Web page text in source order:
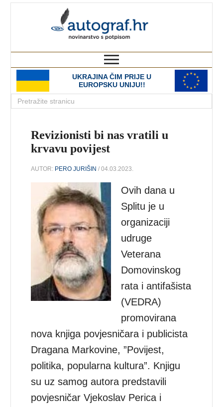
UKRAJINA ČIM PRIJE U
EUROPSKU UNIJU!!
Revizionisti bi nas vratili u
krvavu povijest
AUTOR: PERO JURIŠIN / 04.03.2023.
Ovih dana u
Splitu je u
organizaciji
udruge
Veterana
Domovinskog
rata i antifašista
(VEDRA)
promovirana
nova knjiga povjesničara i publicista
Dragana Markovine, ”Povijest,
politika, popularna kultura”. Knjigu
su uz samog autora predstavili
povjesničar Vjekoslav Perica i